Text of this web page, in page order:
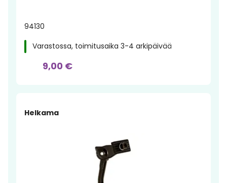
94130
Varastossa, toimitusaika 3-4 arkipäivää
9,00 €
Helkama